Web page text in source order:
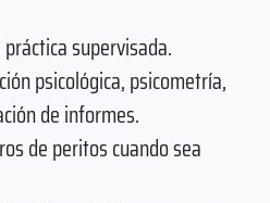
supervisada.
psicológica, psicometría,
de informes.
de peritos cuando sea